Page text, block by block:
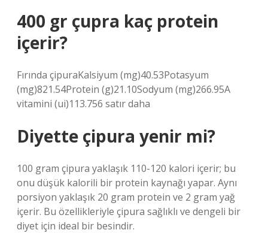
400 gr çupra kaç protein
içerir?
Fırında çipuraKalsiyum (mg)40.53Potasyum
(mg)821.54Protein (g)21.10Sodyum (mg)266.95A
vitamini (ui)113.756 satır daha
Diyette çipura yenir mi?
100 gram çipura yaklaşık 110-120 kalori içerir; bu
onu düşük kalorili bir protein kaynağı yapar. Aynı
porsiyon yaklaşık 20 gram protein ve 2 gram yağ
içerir. Bu özellikleriyle çipura sağlıklı ve dengeli bir
diyet için ideal bir besindir.